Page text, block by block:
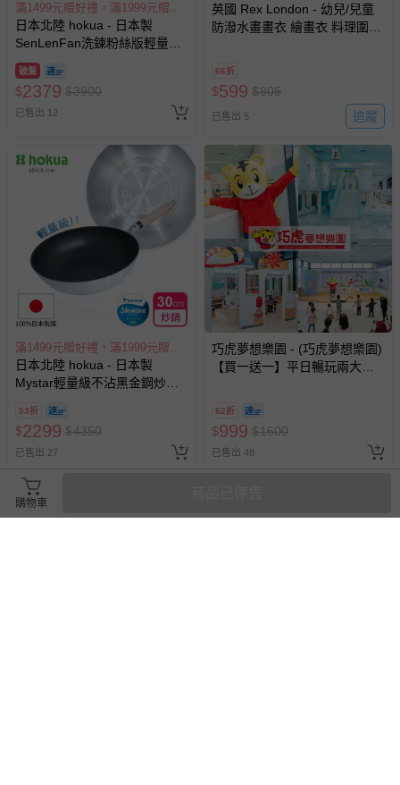
日本北陸 hokua - 日本製
SenLenFan洗鍊粉絲版輕量不
沾平底鍋28cm(含蓋)可用金屬
鏟
破盤
$2379 $3900
已售出 12
英國 Rex London - 幼兒/兒童
防潑水畫畫衣 繪畫衣 料理圍裙
66折
$599 $905
已售出 5 追蹤
日本北陸 hokua - 日本製
Mystar輕量級不沾黑金鋼炒
53折
$2299 $4350
已售出 27
巧虎夢想樂園 - (巧虎夢想樂園)
【買一送一】平日暢玩兩大一
券使用
62折
$999 $1600
已售出 48
購物車